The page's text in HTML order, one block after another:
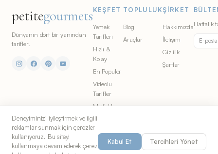
petitegourmets
Dünyanın dört bir yanından
tarifler.
KEŞFET
Yemek
Tarifleri
Hızlı &
Kolay
En Popüler
Videolu
Tarifler
Mutfaklar
Malzemeler
TOPLULUK
Blog
Araçlar
ŞIRKET
Hakkımızda
İletişim
Gizlilik
Şartlar
Haftalık
Deneyiminizi iyileştirmek ve ilgili
reklamlar sunmak için çerezler
kullanıyoruz. Bu siteyi
kullanmaya devam ederek çerez
Kabul Et Tercihleri Yönet